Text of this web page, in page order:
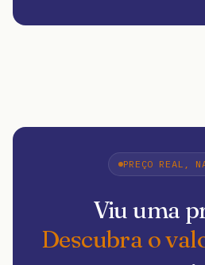
PREÇO REAL,
Viu uma
Descubra o